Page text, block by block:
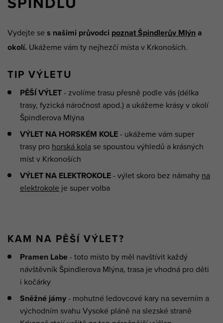
Vydejte se s našimi průvodci poznat Špindlerův Mlýn a
okolí. Ukážeme vám ty nejhezčí místa v Krkonoších.
TIP VÝLETU
PĚŠÍ VÝLET - zvolíme trasu přesně podle vás (délka
trasy, fyzická náročnost apod.) a ukážeme krásy v okolí
Špindlerova Mlýna
VÝLET NA HORSKÉM KOLE - ukážeme vám super
trasy pro horská kola se spoustou výhledů a krásných
míst v Krkonoších
VÝLET NA ELEKTROKOLE - výlet skoro bez námahy na
elektrokole je super volba
KAM NA PĚŠÍ VÝLET?
Pramen Labe - toto místo by měl navštívit každý
návštěvník Špindlerova Mlýna, trasa je vhodná pro děti
i kočárky
Sněžné jámy - mohutné ledovcové kary na severním a
východním svahu Vysoké pláně na slezské straně